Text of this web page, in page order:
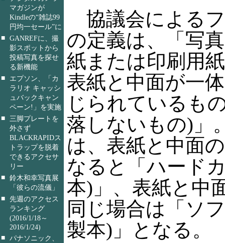
マガジンが
Kindleの“雑誌99
円均一セール”に
■ GANREFに、撮
影スポットから
投稿写真を探せ
る新機能
■
エプソン、「カ
ラリオ キャッシ
ュバックキャン
ペーン!」を実施
■ 三脚プレートを
外さず
BLACKRAPIDス
トラップを脱着
できるアクセサ
リー
■ 鈴木和幸写真展
「彼らの流儀」
■ 先週のアクセス
ランキング
(2016/1/18～
2016/1/24)
■ パナソニック、
協議会による
の定義は、「写
紙または印刷用
表紙と中面が一
じられているも
落しないもの)」
は、表紙と中面
なると「ハード
本)」、表紙と中
同じ場合は「ソ
製本)」となる。